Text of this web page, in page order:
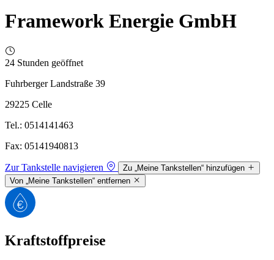
Framework Energie GmbH
24 Stunden geöffnet
Fuhrberger Landstraße 39
29225 Celle
Tel.: 0514141463
Fax: 05141940813
Zur Tankstelle navigieren
Zu „Meine Tankstellen“ hinzufügen
Von „Meine Tankstellen“ entfernen
Kraftstoffpreise